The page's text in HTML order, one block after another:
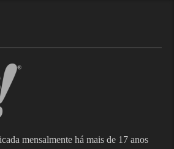
mensalmente há mais de 17 anos